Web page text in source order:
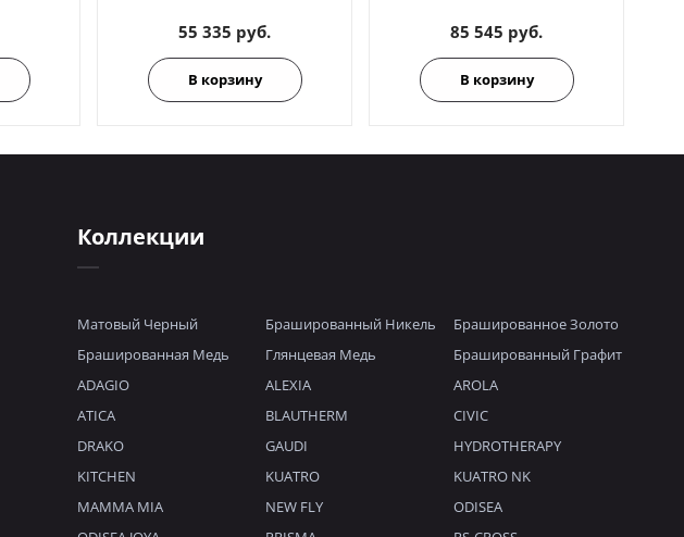
55 335 руб.
В корзину
85 545 руб.
В корзину
Коллекции
Матовый Черный Брашированный Никель
Брашированное Золото
Брашированная Медь
Глянцевая Медь
Брашированный Графит
ADAGIO
ALEXIA
AROLA
ATICA
BLAUTHERM
CIVIC
DRAKO
GAUDI
HYDROTHERAPY
KITCHEN
KUATRO
KUATRO NK
MAMMA MIA
NEW FLY
ODISEA